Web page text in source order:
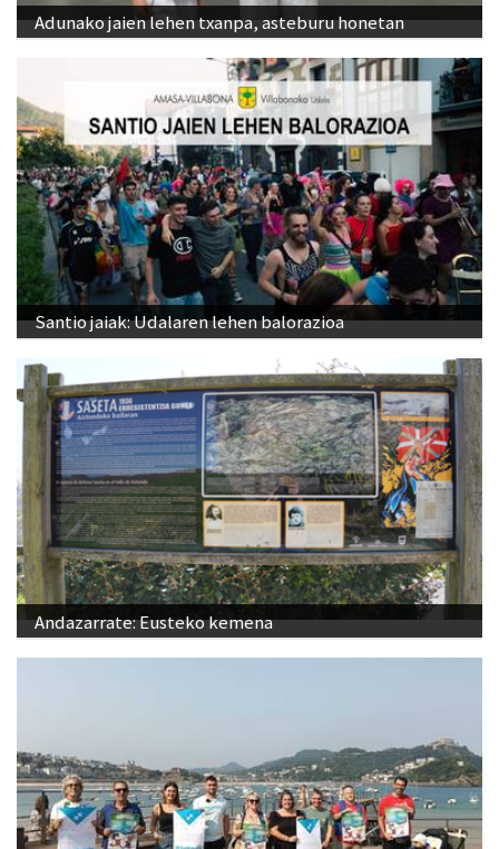
Adunako jaien lehen txanpa, asteburu honetan
Santio jaiak: Udalaren lehen balorazioa
Andazarrate: Eusteko kemena